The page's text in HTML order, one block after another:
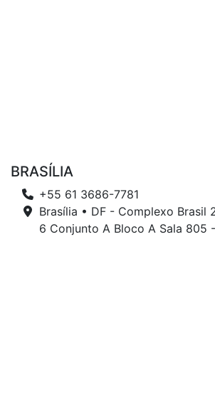
BRASÍLIA
+55 61 3686-7781
Brasília • DF - Complexo Brasil
6 Conjunto A Bloco A Sala 805